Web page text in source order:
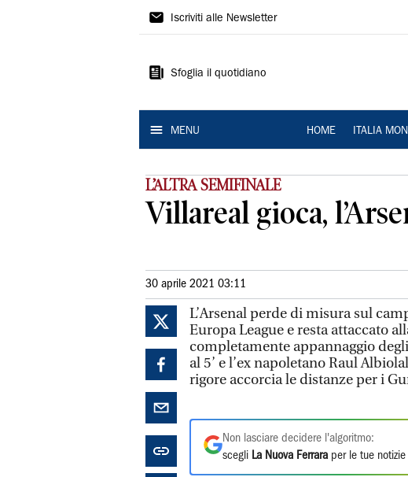
La
Ferrara
Iscriviti alle Newsletter
Sfoglia il quotidiano
MENU HOME ITALIA
L’ALTRA SEMIFINALE
Villareal gioca,
30 aprile 2021 03:11
L’Arsenal perde di misura sul
Europa League e resta attaccato
completamente appannaggio
al 5’ e l’ex napoletano Raul
rigore accorcia le distanze per i
Non lasciare decidere l'algoritmo:
scegli La Nuova Ferrara per le tue notizie